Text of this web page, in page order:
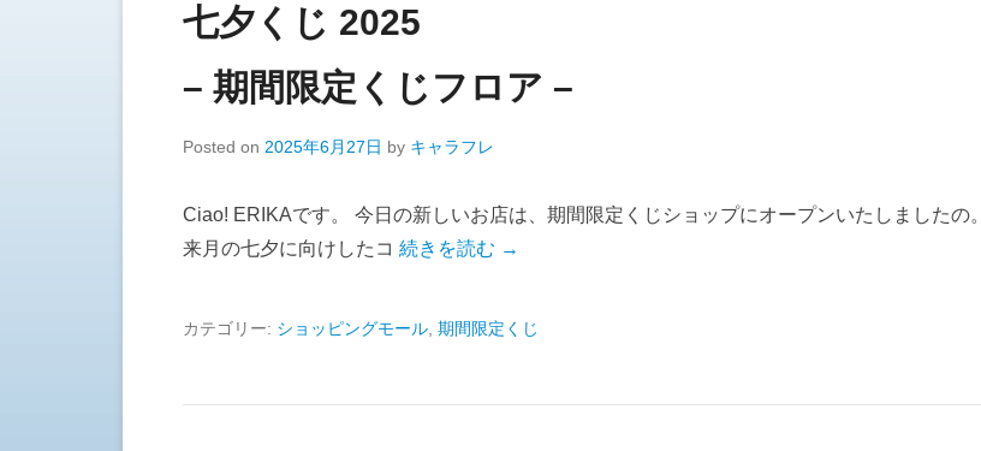
七夕くじ 2025
– 期間限定くじフロア –
Posted on 2025年6月27日 by キャラフレ
Ciao! ERIKAです。 今日の新しいお店は、期間限定くじショップにオープンいたしましたの。
来月の七夕に向けしたコ 続きを読む →
カテゴリー: ショッピングモール 期間限定くじ